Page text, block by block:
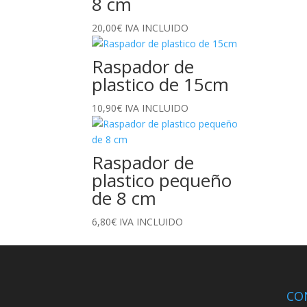
20,00€ IVA INCLUIDO
Raspador de
plastico de 15cm
10,90€ IVA INCLUIDO
Raspador de
plastico pequeño
de 8 cm
6,80€ IVA INCLUIDO